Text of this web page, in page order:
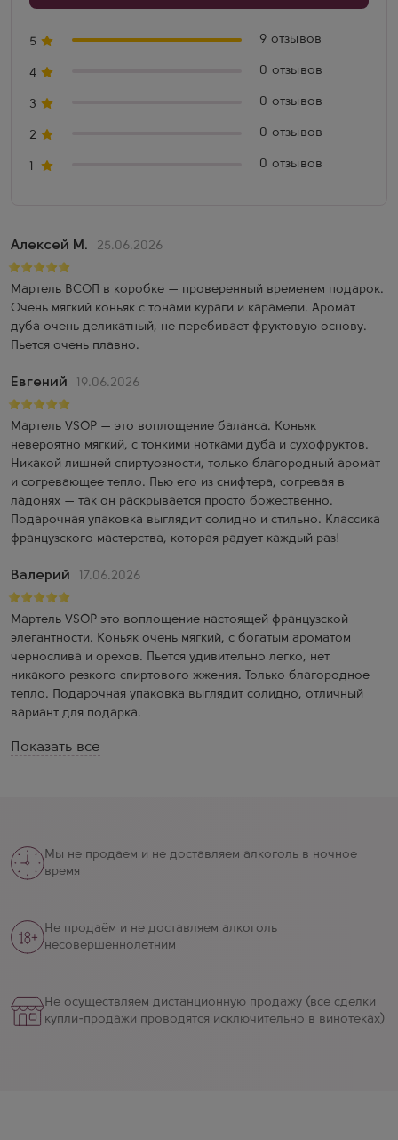
Алексей М. 25.06.2026
Мартель ВСОП в коробке — проверенный временем подарок.
Очень мягкий коньяк с тонами кураги и карамели. Аромат
дуба очень деликатный, не перебивает фруктовую основу.
Пьется очень плавно.
Евгений 19.06.2026
Мартель VSOP — это воплощение баланса. Коньяк
невероятно мягкий, с тонкими нотками дуба и сухофруктов.
Никакой лишней спиртуозности, только благородный аромат
и согревающее тепло. Пью его из снифтера, согревая в
ладонях — так он раскрывается просто божественно.
Подарочная упаковка выглядит солидно и стильно. Классика
французского мастерства, которая радует каждый раз!
Валерий 17.06.2026
Мартель VSOP это воплощение настоящей французской
элегантности. Коньяк очень мягкий, с богатым ароматом
чернослива и орехов. Пьется удивительно легко, нет
никакого резкого спиртового жжения. Только благородное
тепло. Подарочная упаковка выглядит солидно, отличный
вариант для подарка.
Показать все
5 9 отзывов
4 0 отзывов
3 0 отзывов
2 0 отзывов
1 0 отзывов
Мы не продаем и не доставляем алкоголь в ночное
время
Не продаём и не доставляем алкоголь
несовершеннолетним
Не осуществляем дистанционную продажу (все сделки
купли-продажи проводятся исключительно в винотеках)